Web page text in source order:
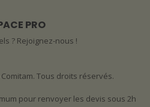
PRO
? Rejoignez-nous !
Tous droits réservés.
pour renvoyer les devis sous 2h